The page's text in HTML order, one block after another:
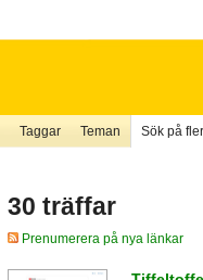
Taggar Teman Sök på
30 träffar
Prenumerera på nya länkar